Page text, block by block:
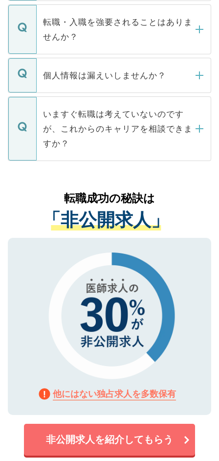
ます。通常、5営業日以内にはご連絡をせて
いただきますので、しばらくお待ちくださ
マイナビDOCTORで取り扱っている求人の
うち約3割は、Webサイトからご覧いただ
けない「非公開求人」です。非公開求人は
下記の理由によって、一般には公開してい
ません。
■応募殺到を避けるため 人気のある医療機
関を公にしてしまうと、応募が殺到する場
に、医療機関が求める条件に合った人材の
みを人材紹介会社に依頼するケースが増え
ています。
転職・入職を強要されることはありま
せんか？
転職・入職を強要することは一切ありませ
ん。また、仮に応募先から内定をいただい
定を承諾する必要はありません。内定先へ
の辞退の連絡はキャリアパートナーが行い
個人情報は漏えいしませんか？
個人情報が漏えいすることはありませんの
で、ご安心ください。当サイトからの登録
などで収集したご登録者様の個人情報は、
ご本人のキャリアアップおよび転職活動の
支援を目的に使用いたします。お預かりし
ているすべての個人データはご本人の許可
は、個人情報の取り扱いについての厳密な
管理基準を満たした事業者のみに付与され
る、プライバシーマークを取得済みです。
で、機密保持に関してもご安心ください。
いますぐ転職は考えていないのです
が、これからのキャリアを相談できま
すか？
かがいして、現在の医療機関の状況や紹介
経験をまじえながら、適切なアドバイスを
させていただきます。すぐにご転職をされ
ない方には、長期的なサポートが可能です
ので、まずはご登録ください。
転職成功の秘訣は
「非公開求人」
他にはない独占求人を多数保有
非公開求人を紹介してもらう